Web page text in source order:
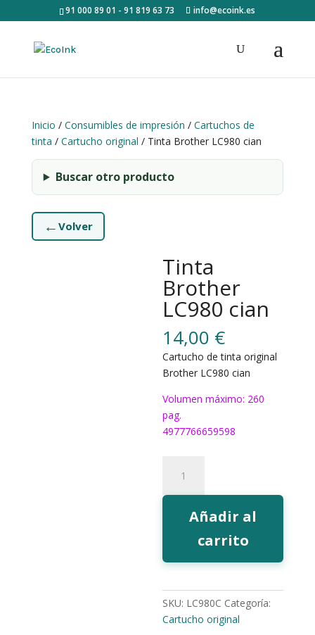
91 000 89 01 - 91 819 63 73 info@ecoink.es
Inicio / Consumibles de impresión / Cartuchos de
tinta / Cartucho original / Tinta Brother LC980 cian
Buscar otro producto
← Volver
Tinta
Brother
LC980 cian
14,00 €
Cartucho de tinta original
Brother LC980 cian
Volumen máximo: 260
pag.
4977766659598
Brother
LC980
Añadir al
carrito
SKU: LC980C Categoría:
Cartucho original